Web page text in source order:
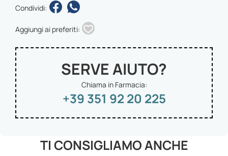
Condividi:
Aggiungi ai preferiti:
SERVE AIUTO?
Chiama in Farmacia:
+39 351 92 20 225
TI CONSIGLIAMO ANCHE